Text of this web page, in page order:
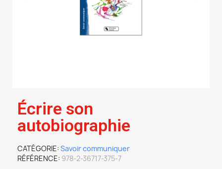
Écrire son
autobiographie
CATÉGORIE Savoir communiquer
RÉFÉRENCE 978-2-36717-375-7